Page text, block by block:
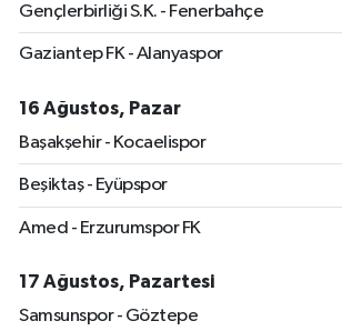
Gençlerbirliği S.K. - Fenerbahçe
Gaziantep FK - Alanyaspor
16 Ağustos, Pazar
Başakşehir - Kocaelispor
Beşiktaş - Eyüpspor
Amed - Erzurumspor FK
17 Ağustos, Pazartesi
Samsunspor - Göztepe